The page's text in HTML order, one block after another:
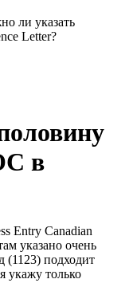
ли указать
Letter?
в
Entry Canadian
указано очень
(1123) подходит
укажу только